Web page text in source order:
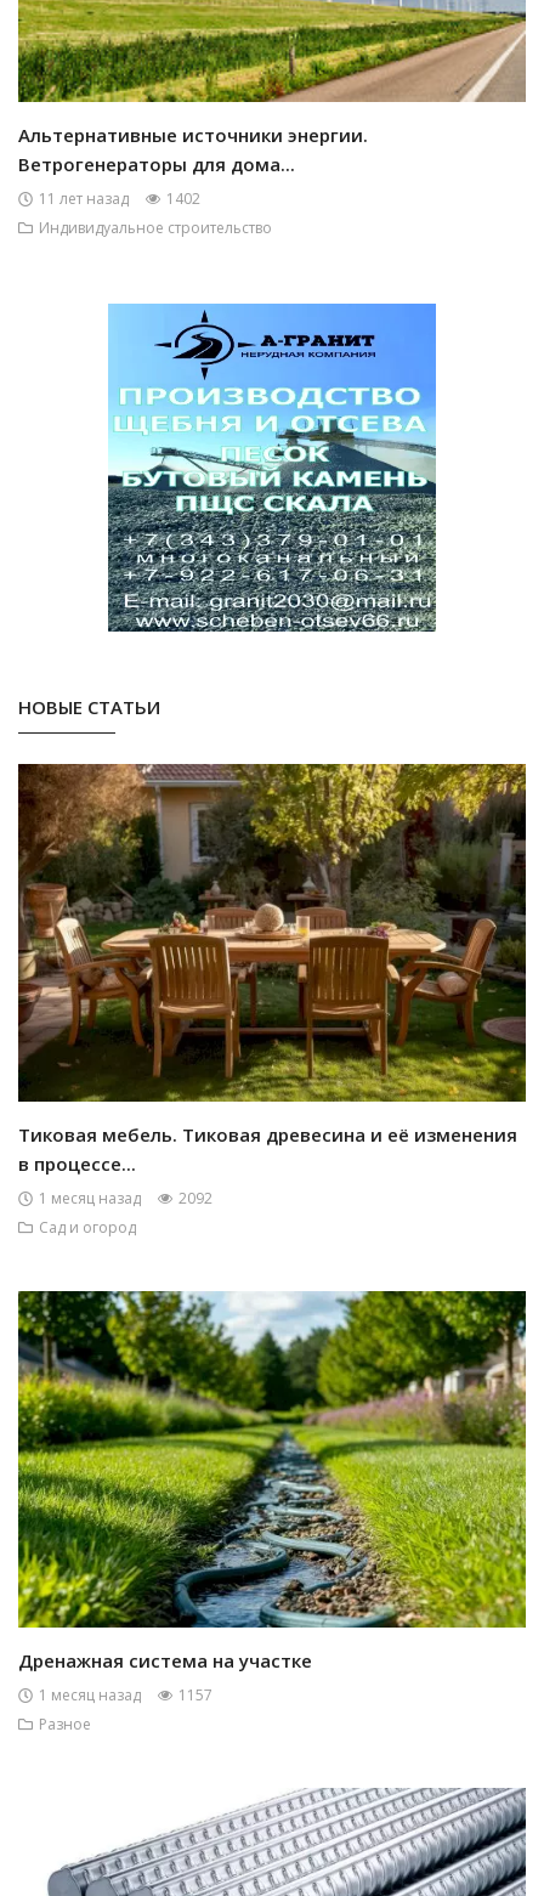
Альтернативные источники энергии.
Ветрогенераторы для дома...
11 лет назад
1402
Индивидуальное строительство
НОВЫЕ СТАТЬИ
Тиковая мебель. Тиковая древесина и её изменения
в процессе...
1 месяц назад
2092
Сад и огород
Дренажная система на участке
1 месяц назад
1157
Разное